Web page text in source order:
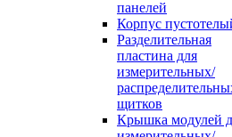
панелей
Корпус
Разделительная
пластина для
измерительных/
щитков
Крышка модулей